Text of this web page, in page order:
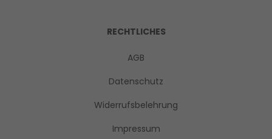
RECHTLICHES
AGB
Datenschutz
Widerrufsbelehrung
Impressum